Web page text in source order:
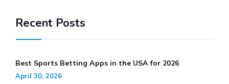
Recent Posts
Best Sports Betting Apps in the USA for 2026
April 30, 2026